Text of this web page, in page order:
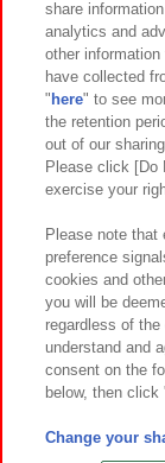
関連会社
プライバシーポ
お取引
カスタマーハラス
share
analytics and
other
have collected
" here" to see
the retention
out of our
Please click [Do
exercise your
Please note that
preference
cookies and
you will be
regardless of
understand and
consent on the
below, then
Change your